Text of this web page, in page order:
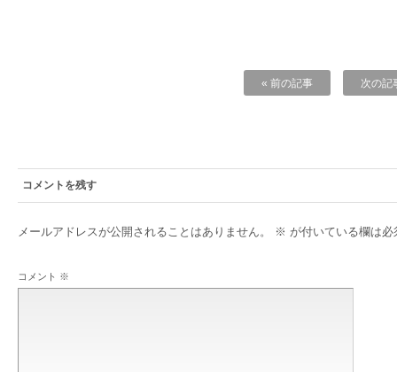
« 前の記事 次の記
コメントを残す
メールアドレスが公開されることはありません。 ※ が付いている欄は必
コメント ※